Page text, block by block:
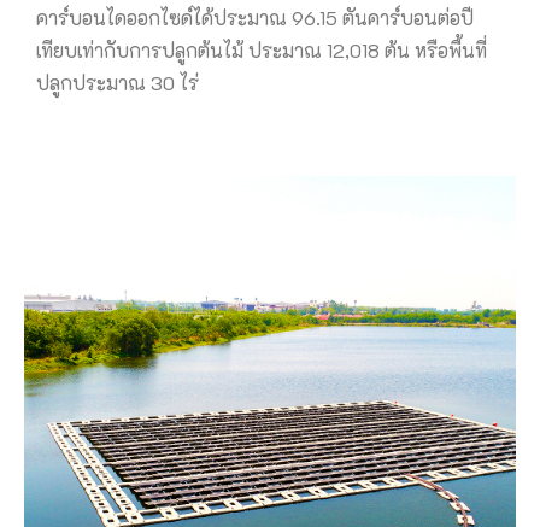
คาร์บอนไดออกไซด์ได้ประมาณ 96.15 ตันคาร์บอนต่อปี
เทียบเท่ากับการปลูกต้นไม้ ประมาณ 12,018 ต้น หรือพื้นที่
ปลูกประมาณ 30 ไร่